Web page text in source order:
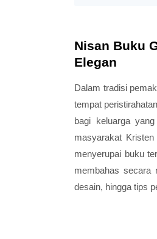
Nisan Buku
Elegan
Dalam tradisi
tempat
bagi keluarga
masyarakat
menyerupai buku
membahas secara
desain, hingga tips